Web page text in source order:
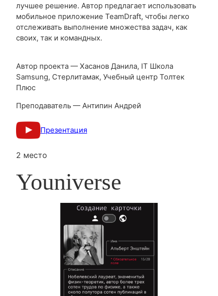
лучшее решение. Автор предлагает использовать
мобильное приложение TeamDraft, чтобы легко
отслеживать выполнение множества задач, как
своих, так и командных.
Автор проекта — Хасанов Данила, IT Школа
Samsung, Стерлитамак, Учебный центр Толтек
Плюс
Преподаватель — Антипин Андрей
Презентация
2 место
Youniverse